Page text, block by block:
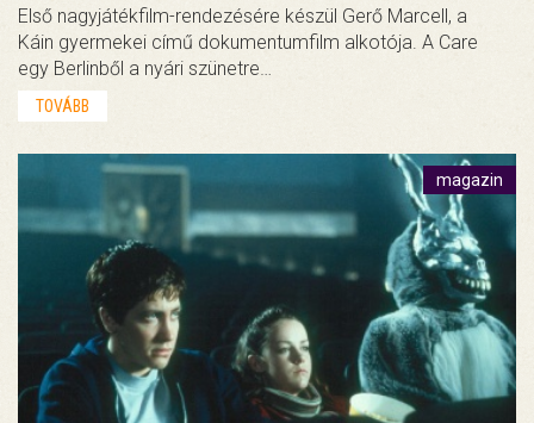
Első nagyjátékfilm-rendezésére készül Gerő Marcell, a
Káin gyermekei című dokumentumfilm alkotója. A Care
egy Berlinből a nyári szünetre…
TOVÁBB
magazin